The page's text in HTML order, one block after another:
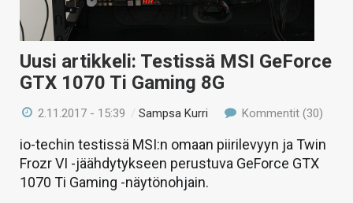
HAKU
Uusi artikkeli: Testissä MSI GeForce
GTX 1070 Ti Gaming 8G
2.11.2017 - 15:39 /Sampsa Kurri Kommentit (30)
io-techin testissä MSI:n omaan piirilevyyn ja Twin
Frozr VI -jäähdytykseen perustuva GeForce GTX
1070 Ti Gaming -näytönohjain.